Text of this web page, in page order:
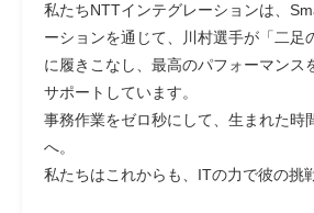
私たちNTTインテグレーションは、
ーションを通じて、川村選手が「二足
に履きこなし、最高のパフォーマンス
サポートしています。
事務作業をゼロ秒にして、生まれた時
へ。
私たちはこれからも、ITの力で彼の挑